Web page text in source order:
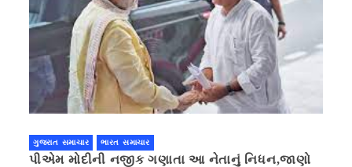
ગુજરાત સમાચાર ભારત સમાચાર
પીએમ મોદીની નજીક ગણાતા આ નેતાનું નિધન,જાણો